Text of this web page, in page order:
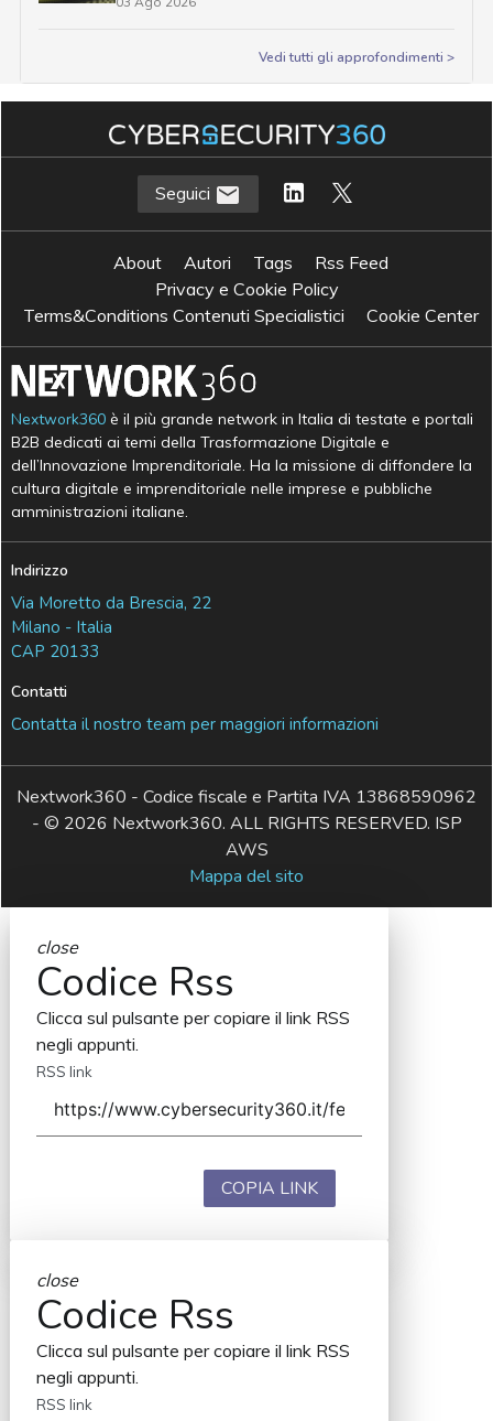
Vedi tutti gli approfondimenti >
Seguici
About Autori Tags
Rss Feed
Privacy e Cookie Policy
Terms&Conditions Contenuti Specialistici
Cookie Center
Nextwork360 è il più grande network in Italia di testate e portali
B2B dedicati ai temi della Trasformazione Digitale e
dell’Innovazione Imprenditoriale. Ha la missione di diffondere la
cultura digitale e imprenditoriale nelle imprese e pubbliche
amministrazioni italiane.
Indirizzo
Via Moretto da Brescia, 22
Milano - Italia
CAP 20133
Contatti
Contatta il nostro team per maggiori informazioni
Nextwork360 - Codice fiscale e Partita IVA 13868590962
- © 2026 Nextwork360. ALL RIGHTS RESERVED. ISP
AWS
Mappa del sito
close
Codice Rss
Clicca sul pulsante per copiare il link RSS
negli appunti.
RSS link
COPIA LINK
close
Codice Rss
Clicca sul pulsante per copiare il link RSS
negli appunti.
RSS link